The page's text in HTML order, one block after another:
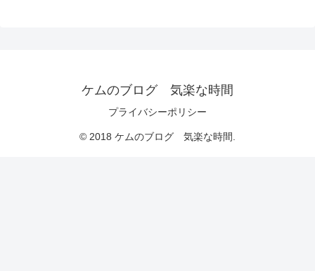
ケムのブログ 気楽な時間
プライバシーポリシー
© 2018 ケムのブログ 気楽な時間.